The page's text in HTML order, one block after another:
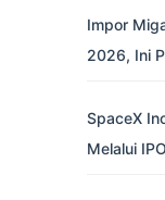
Impor
2026, Ini
SpaceX
Melalui IPO